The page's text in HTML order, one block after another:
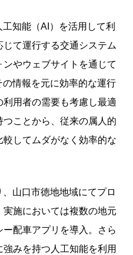
知能（AI）を活用して利
て運行する交通システム
やウェブサイトを通じて
情報を元に効率的な運行
用者の需要も考慮し最適
ことから、従来の属人的
してムダがなく効率的な
山口市徳地地域にてプロ
施においては複数の地元
配車アプリを導入。さら
みを持つ人工知能を利用